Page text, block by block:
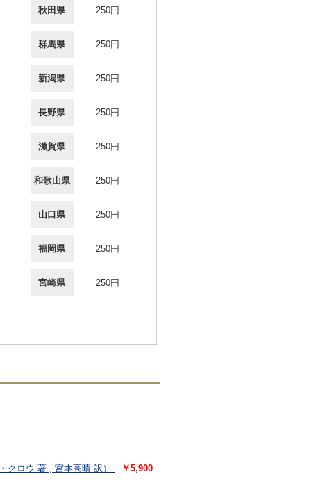
秋田県 250円
群馬県 250円
新潟県 250円
長野県 250円
滋賀県 250円
和歌山県 250円
山口県 250円
福岡県 250円
宮崎県 250円
クロウ 著 ; 宮本高晴 訳） ￥5,900